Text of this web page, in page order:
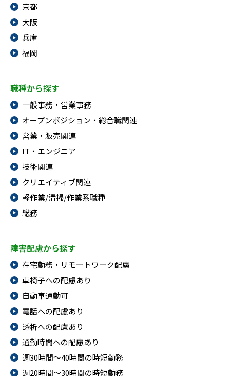
京都
大阪
兵庫
福岡
職種から探す
一般事務・営業事務
オープンポジション・総合職関連
営業・販売関連
IT・エンジニア
技術関連
クリエイティブ関連
軽作業/清掃/作業系職種
総務
障害配慮から探す
在宅勤務・リモートワーク配慮
車椅子への配慮あり
自動車通勤可
電話への配慮あり
透析への配慮あり
通勤時間への配慮あり
週30時間～40時間の時短勤務
週20時間～30時間の時短勤務